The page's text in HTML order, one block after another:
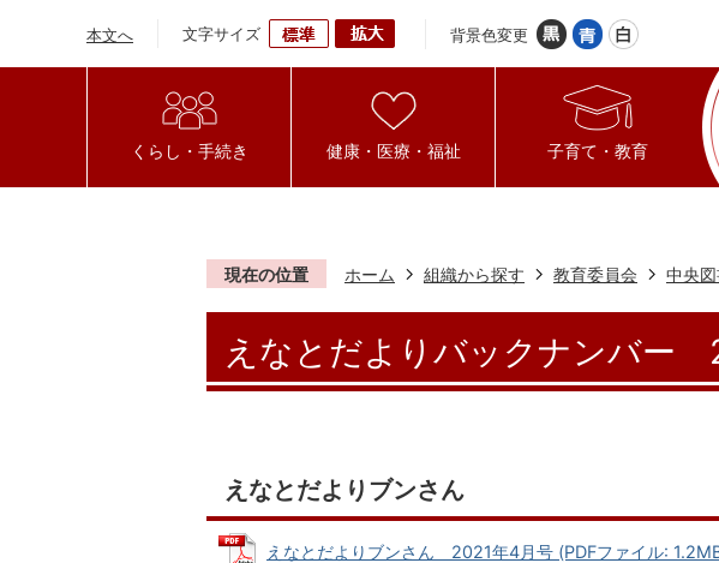
本文へ 文字サイズ 背景色変更
くらし・手続き 健康・医療・福祉 子育て・教育
現在の位置 ホーム 組織から探す 教育委員会 中央
えなとだよりバックナンバー
えなとだよりブンさん
えなとだよりブンさん 2021年4月号 (PDFファイル: